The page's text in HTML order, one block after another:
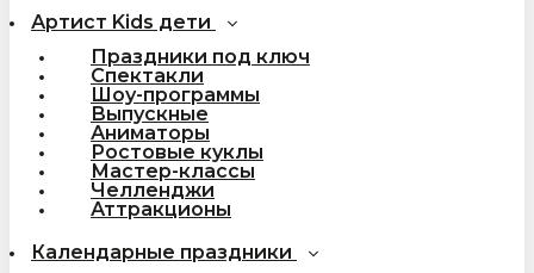
Артист Kids дети
Праздники под ключ
Спектакли
Шоу-программы
Выпускные
Аниматоры
Ростовые куклы
Мастер-классы
Челленджи
Аттракционы
Календарные праздники